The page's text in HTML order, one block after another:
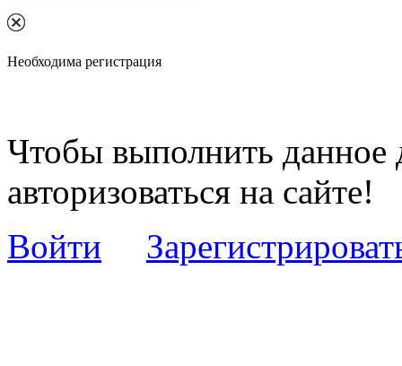
Необходима регистрация
Чтобы выполнить данное
авторизоваться на сайте!
Войти